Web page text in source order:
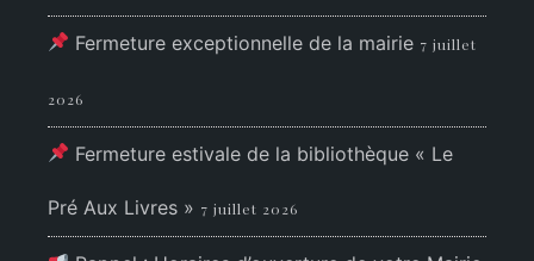
Fermeture exceptionnelle de la mairie 7 juillet
2026
Fermeture estivale de la bibliothèque « Le
Pré Aux Livres » 7 juillet 2026